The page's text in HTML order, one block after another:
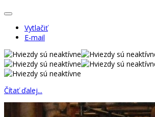
Vytlačiť
E-mail
Čítať ďalej...